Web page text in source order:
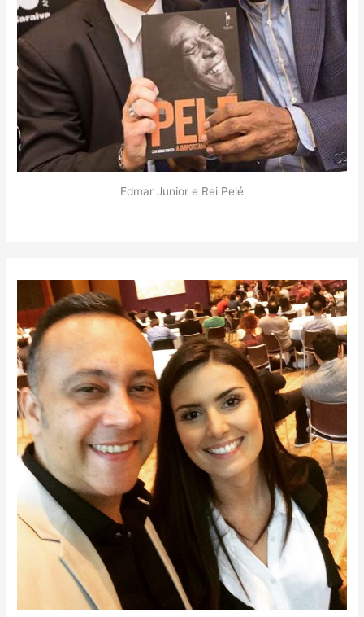
Edmar Junior e Rei Pelé